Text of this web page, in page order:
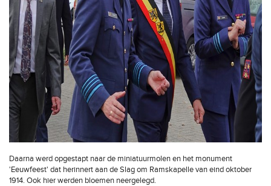
Daarna werd opgestapt naar de miniatuurmolen en het monument
'Eeuwfeest' dat herinnert aan de Slag om Ramskapelle van eind oktober
1914. Ook hier werden bloemen neergelegd.